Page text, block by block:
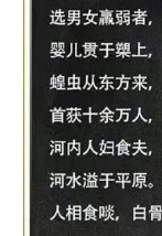
·特急预警】关
节返乡期间“闪
急提示
0